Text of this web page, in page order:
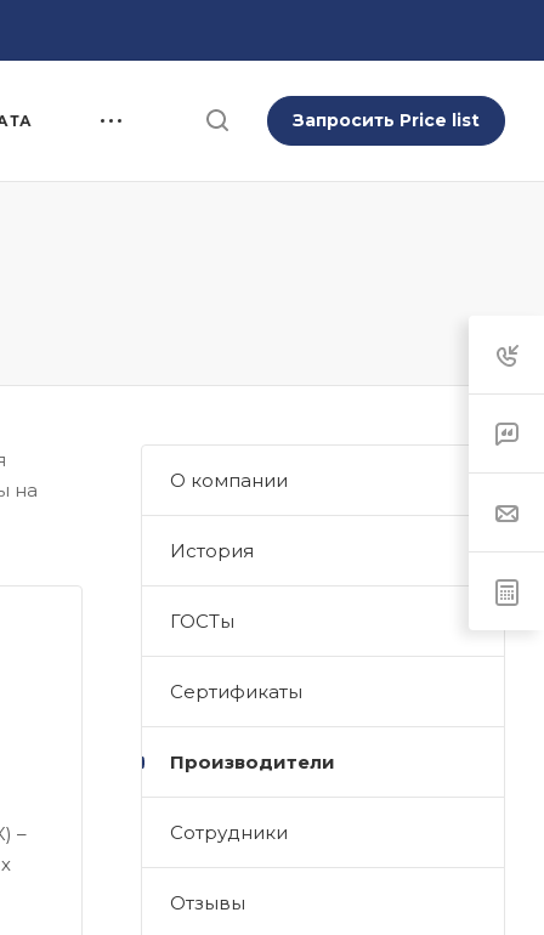
Запросить Price list
на
–
О компании
История
ГОСТы
Сертификаты
Производители
Сотрудники
Отзывы